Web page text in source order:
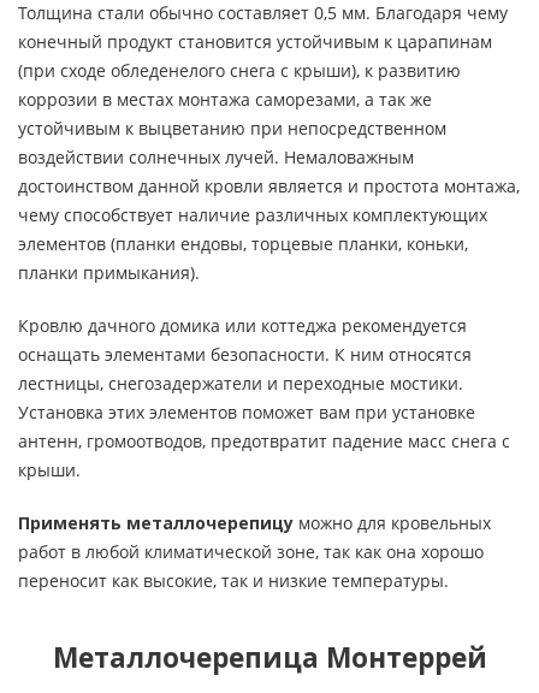
Толщина стали обычно составляет 0,5 мм. Благодаря чему
конечный продукт становится устойчивым к царапинам
(при сходе обледенелого снега с крыши), к развитию
коррозии в местах монтажа саморезами, а так же
устойчивым к выцветанию при непосредственном
воздействии солнечных лучей. Немаловажным
достоинством данной кровли является и простота монтажа,
чему способствует наличие различных комплектующих
элементов (планки ендовы, торцевые планки, коньки,
планки примыкания).
Кровлю дачного домика или коттеджа рекомендуется
оснащать элементами безопасности. К ним относятся
лестницы, снегозадержатели и переходные мостики.
Установка этих элементов поможет вам при установке
антенн, громоотводов, предотвратит падение масс снега с
крыши.
Применять металлочерепицу можно для кровельных
работ в любой климатической зоне, так как она хорошо
переносит как высокие, так и низкие температуры.
Металлочерепица Монтеррей